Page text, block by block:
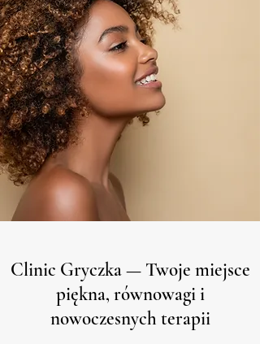
Clinic Gryczka — Twoje miejsce
piękna, równowagi i
nowoczesnych terapii